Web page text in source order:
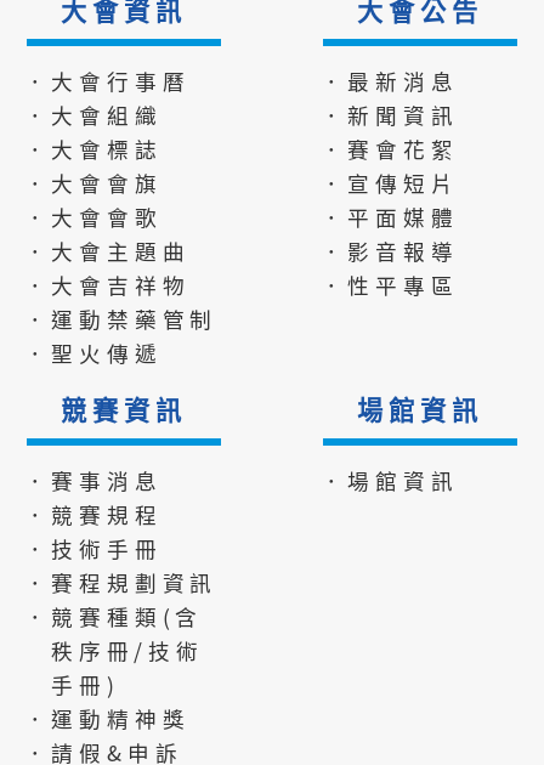
大會資訊
．大會行事曆
．大會組織
．大會標誌
．大會會旗
．大會會歌
．大會主題曲
．大會吉祥物
．運動禁藥管制
．聖火傳遞
大會公告
．最新消息
．新聞資訊
．賽會花絮
．宣傳短片
．平面媒體
．影音報導
．性平專區
競賽資訊
．賽事消息
．競賽規程
．技術手冊
．賽程規劃資訊
．競賽種類(含
秩序冊/技術
手冊)
．運動精神獎
．請假&申訴
場館資訊
．場館資訊